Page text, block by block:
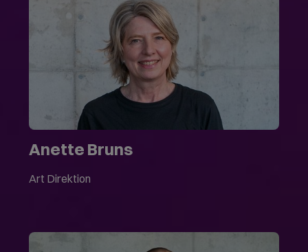
Anette Bruns
Art Direktion